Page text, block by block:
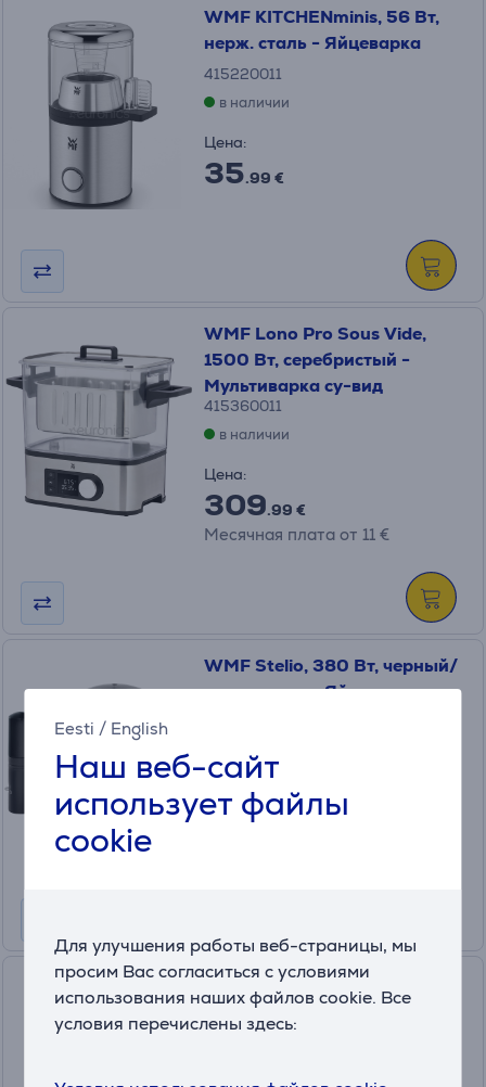
Eesti / English
Наш веб-сайт
использует файлы
cookie
Для улучшения работы веб-страницы, мы
просим Вас согласиться с условиями
использования наших файлов cookie. Все
условия перечислены здесь:
WMF KITCHENminis, 56 Вт,
нерж. сталь - Яйцеварка
415220011
в наличии
Цена:
35.99 €
WMF Lono Pro Sous Vide,
1500 Вт, серебристый -
Мультиварка су-вид
415360011
в наличии
Цена:
309.99 €
Месячная плата от 11 €
WMF Stelio, 380 Вт, черный/
нерж. сталь - Яйцеварка
в наличии
59 .99 €
WMF Ambient, нерж. сталь -
Охладитель для вина и
шампанского
в наличии